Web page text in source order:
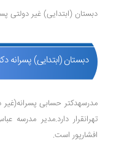
دبستان (ابتدایی) غیر دولتی
دبستان (ابتدایی) پسرانه
تهرانقرار دارد.مدیر
افشارپور است.